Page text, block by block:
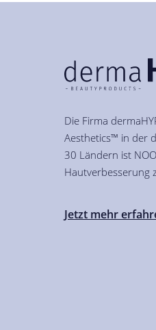
Die Firma
Aesthetics™ in der
30 Ländern ist
Hautverbesserung
Jetzt mehr